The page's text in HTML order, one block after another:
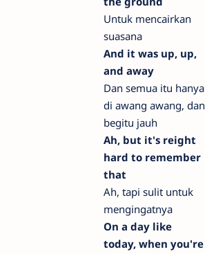
Untuk mencairkan
suasana
And it was up, up,
and away
Dan semua itu hanya
di awang awang, dan
begitu jauh
Ah, but it's reight
hard to remember
that
Ah, tapi sulit untuk
mengingatnya
On a day like
today, when you're